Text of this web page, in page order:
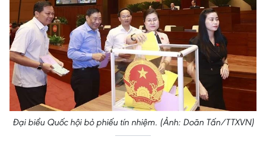
Đại biểu Quốc hội bỏ phiếu tín nhiệm. (Ảnh: Doãn Tấn/TTXVN)